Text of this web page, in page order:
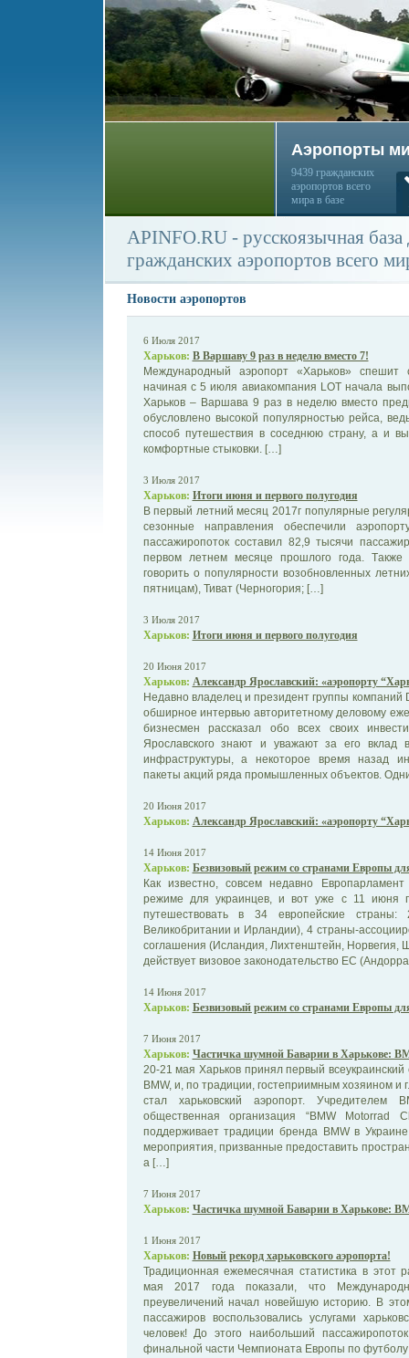
Аэропорты
9439 гражданских
аэропортов всего
мира в базе
APINFO.RU - русскоязычная
гражданских аэропортов всего
Новости аэропортов
6 Июля 2017
Харьков: В Варшаву 9 раз в неделю вместо 7!
Международный аэропорт «Харьков» спешит
начиная с 5 июля авиакомпания LOT начала
Харьков – Варшава 9 раз в неделю вместо
обусловлено высокой популярностью рейса,
способ путешествия в соседнюю страну, а и
комфортные стыковки. […]
3 Июля 2017
Харьков: Итоги июня и первого полугодия
В первый летний месяц 2017г популярные
сезонные направления обеспечили
пассажиропоток составил 82,9 тысячи
первом летнем месяце прошлого года.
говорить о популярности возобновленных
пятницам), Тиват (Черногория; […]
3 Июля 2017
Харьков: Итоги июня и первого полугодия
20 Июня 2017
Харьков: Александр Ярославский: «аэропорту
Недавно владелец и президент группы компаний
обширное интервью авторитетному деловому
бизнесмен рассказал обо всех своих
Ярославского знают и уважают за его вклад
инфраструктуры, а некоторое время назад
пакеты акций ряда промышленных объектов.
20 Июня 2017
Харьков: Александр Ярославский: «аэропорту
14 Июня 2017
Харьков: Безвизовый режим со странами Европы
Как известно, совсем недавно
режиме для украинцев, и вот уже с 11 июня
путешествовать в 34 европейские
Великобритании и Ирландии), 4 страны-
соглашения (Исландия, Лихтенштейн, Норвегия,
действует визовое законодательство ЕС
14 Июня 2017
Харьков: Безвизовый режим со странами Европы
7 Июня 2017
Харьков: Частичка шумной Баварии в Харькове:
20-21 мая Харьков принял первый
BMW, и, по традиции, гостеприимным хозяином
стал харьковский аэропорт. Учредителем
общественная организация “BMW Motorrad
поддерживает традиции бренда BMW в
мероприятия, призванные предоставить
а […]
7 Июня 2017
Харьков: Частичка шумной Баварии в Харькове:
1 Июня 2017
Харьков: Новый рекорд харьковского аэропорта!
Традиционная ежемесячная статистика в этот
мая 2017 года показали, что
преувеличений начал новейшую историю. В
пассажиров воспользовались услугами
человек! До этого наибольший
финальной части Чемпионата Европы по